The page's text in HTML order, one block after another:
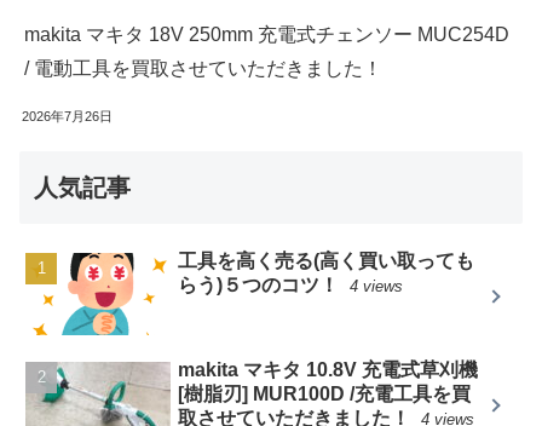
makita マキタ 18V 250mm 充電式チェンソー MUC254D
/ 電動工具を買取させていただきました！
2026年7月26日
人気記事
工具を高く売る(高く買い取っても
らう)５つのコツ！
4 views
makita マキタ 10.8V 充電式草刈機
[樹脂刃] MUR100D /充電工具を買
取させていただきました！
4 views